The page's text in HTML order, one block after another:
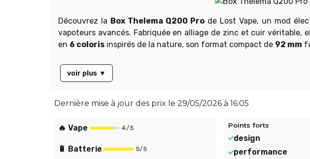
Découvrez la Box Thelema Q200 Pro de Lost Vape, un mod
vapoteurs avancés. Fabriquée en alliage de zinc et cuir véritable,
en 6 coloris inspirés de la nature, son format compact de 92 mm
voir plus ▼
Dernière mise à jour des prix le 29/05/2026 à 16:05
🔥 Vape 4/5
🔋 Batterie 5/5
Points forts
design
performance